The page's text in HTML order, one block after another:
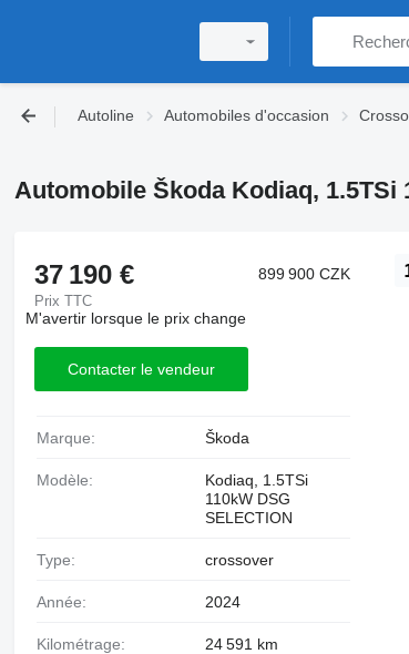
Autoline Automobiles d'occasion
Automobile Škoda Kodiaq, 1.5TSi
37 190 €
Prix TTC
899 900 CZK
M'avertir lorsque le prix change
Contacter le vendeur
Marque: Škoda
Modèle:
Kodiaq, 1.5TSi
110kW DSG
SELECTION
Type: crossover
Année: 2024
Kilométrage: 24 591 km